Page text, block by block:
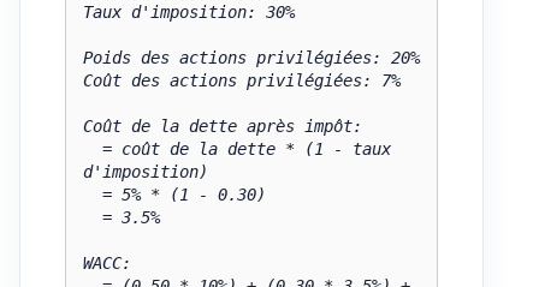
Taux d'imposition: 30%
Poids des actions privilégiées: 20%
Coût des actions privilégiées: 7%
Coût de la dette après impôt:
d'imposition)
WACC: